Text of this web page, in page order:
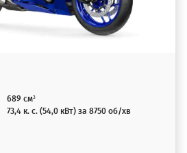
689 см³
73,4 к. с. (54,0 кВт) за 8750 об/хв